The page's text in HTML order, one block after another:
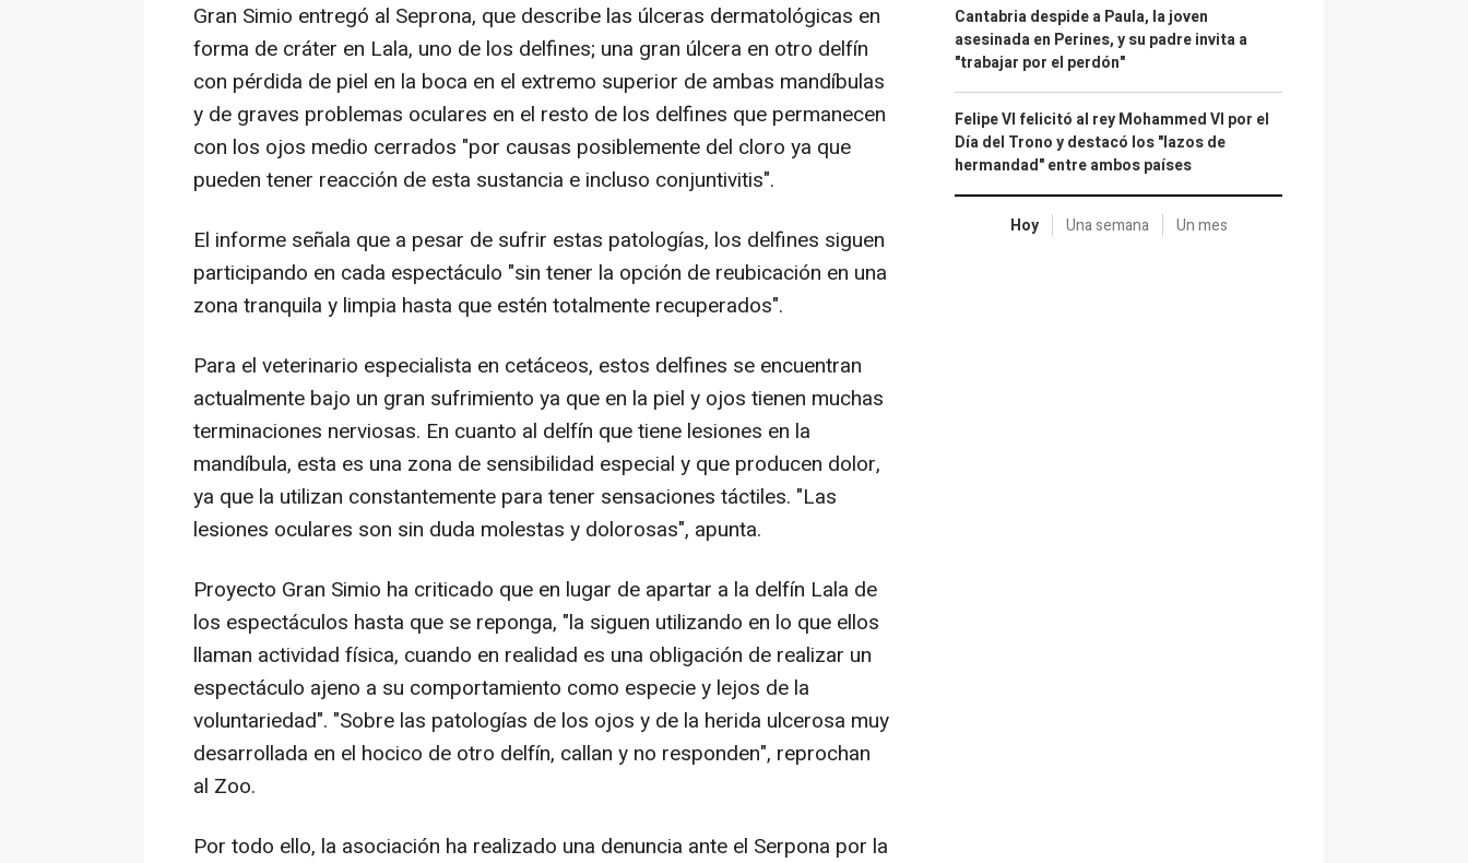
Gran Simio entregó al Seprona, que describe las úlceras dermatológicas en
forma de cráter en Lala, uno de los delfines; una gran úlcera en otro delfín
con pérdida de piel en la boca en el extremo superior de ambas mandíbulas
y de graves problemas oculares en el resto de los delfines que permanecen
con los ojos medio cerrados "por causas posiblemente del cloro ya que
pueden tener reacción de esta sustancia e incluso conjuntivitis".
El informe señala que a pesar de sufrir estas patologías, los delfines siguen
participando en cada espectáculo "sin tener la opción de reubicación en una
zona tranquila y limpia hasta que estén totalmente recuperados".
Para el veterinario especialista en cetáceos, estos delfines se encuentran
actualmente bajo un gran sufrimiento ya que en la piel y ojos tienen muchas
terminaciones nerviosas. En cuanto al delfín que tiene lesiones en la
mandíbula, esta es una zona de sensibilidad especial y que producen dolor,
ya que la utilizan constantemente para tener sensaciones táctiles. "Las
lesiones oculares son sin duda molestas y dolorosas", apunta.
Proyecto Gran Simio ha criticado que en lugar de apartar a la delfín Lala de
los espectáculos hasta que se reponga, "la siguen utilizando en lo que ellos
llaman actividad física, cuando en realidad es una obligación de realizar un
espectáculo ajeno a su comportamiento como especie y lejos de la
voluntariedad". "Sobre las patologías de los ojos y de la herida ulcerosa muy
desarrollada en el hocico de otro delfín, callan y no responden", reprochan
al Zoo.
Por todo ello, la asociación ha realizado una denuncia ante el Serpona por la
Cantabria despide a Paula, la joven
asesinada en Perines, y su padre invita a
"trabajar por el perdón"
Felipe VI felicitó al rey Mohammed VI por el
Día del Trono y destacó los "lazos de
hermandad" entre ambos países
Hoy Una semana Un mes